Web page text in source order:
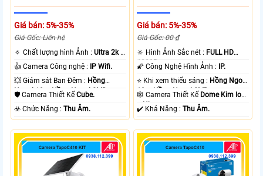
Giá bán: 5%-35%
Giá Gốc: Liên hệ
🔅 Chất lượng hình Ảnh :Ultra 2k +
.
👍 Camera Công nghệ :
IP Wifi.
💥 Giám sát Ban Đêm : Hồng
Ngoại 10m Hồng Ngoại SMD.
🛡 Camera Thiết KếCube.
️☣️ Chức Năng :Thu Âm.
Giá bán: 5%-35%
Giá Gốc: 00 ₫
🔆 Hình Ảnh Sắc nét : FULL HD
1080P .
🌠 Công Nghệ Hình Ảnh :
IP.
⭐ Khi xem thiếu sáng : Hồng Ngoại
10m Hồng Ngoại SMD.
🕸️ Camera Thiết Kế Dome Kim loại
+ Nhựa.
️✔️ Khả Năng :Thu Âm.